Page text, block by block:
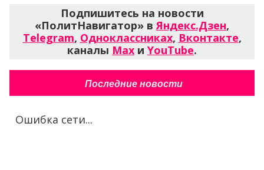
Подпишитесь на новости
«ПолитНавигатор» вЯндекс.Дзен,
Telegram, Одноклассниках, Вконтакте,
каналы Max и YouTube.
Последние новости
Ошибка сети...